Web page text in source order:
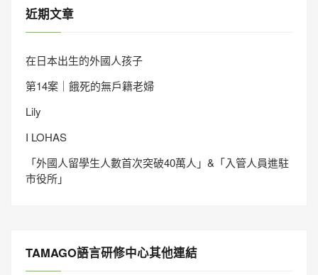
近期文章
在日本出生的外國人孩子
第14案｜餓死的無戶籍老婦
Lily
I LOHAS
「外國人留學生人數首次突破40萬人」&「入管人員進駐
市役所」
TAMAGO語言研修中心其他連結